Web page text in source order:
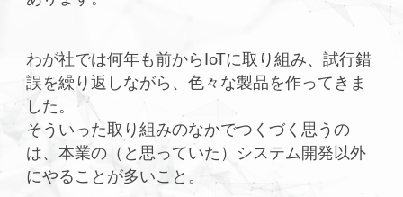
わが社では何年も前からIoTに取り組み、試行錯
誤を繰り返しながら、色々な製品を作ってきま
した。
そういった取り組みのなかでつくづく思うの
は、本業の（と思っていた）システム開発以外
にやることが多いこと。